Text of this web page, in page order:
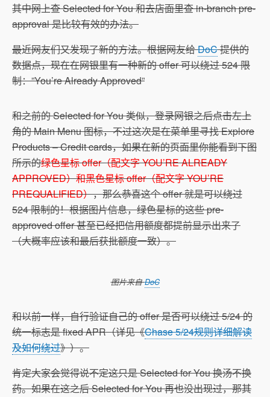
其中网上查 Selected for You 和去店面里查 in-branch pre-
approval 是比较有效的办法。
最近网友们又发现了新的方法。根据网友给DoC提供的
数据点，现在在网银里有一种新的 offer 可以绕过 524 限
制：”You’re Already Approved”
和之前的 Selected for You 类似，登录网银之后点击左上
角的 Main Menu 图标，不过这次是在菜单里寻找 Explore
Products – Credit cards，如果在新的页面里你能看到下图
所示的绿色星标 offer（配文字 YOU’RE ALREADY
APPROVED）和黑色星标 offer（配文字 YOU’RE
PREQUALIFIED），那么恭喜这个 offer 就是可以绕过
524 限制的！根据图片信息，绿色星标的这些 pre-
approved offer 甚至已经把信用额度都提前显示出来了
（大概率应该和最后获批额度一致）。
图片来自DoC
和以前一样，自行验证自己的 offer 是否可以绕过 5/24 的
统一标志是 fixed APR（详见《Chase 5/24规则详细解读
及如何绕过》）。
肯定大家会觉得说不定这只是 Selected for You 换汤不换
药。如果在这之后 Selected for You 再也没出现过，那其